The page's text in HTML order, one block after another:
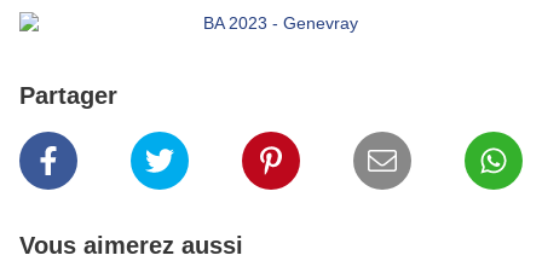
Partager
Vous aimerez aussi